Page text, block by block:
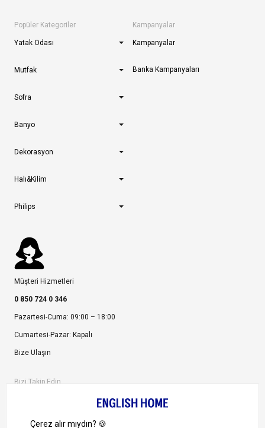
Popüler Kategoriler
Yatak Odası
Mutfak
Sofra
Banyo
Dekorasyon
Halı&Kilim
Philips
Kampanyalar
Kampanyalar
Banka Kampanyaları
Müşteri Hizmetleri
0 850 724 0 346
Pazartesi-Cuma: 09:00 – 18:00
Cumartesi-Pazar: Kapalı
Bize Ulaşın
Bizi Takip Edin